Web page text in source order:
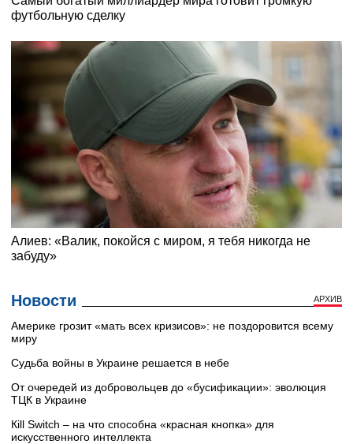
Новости АРХИВ
Америке грозит «мать всех кризисов»: не поздоровится всему
миру
Судьба войны в Украине решается в небе
От очередей из добровольцев до «бусификации»: эволюция
ТЦК в Украине
Кill Switch – на что способна «красная кнопка» для
искусственного интеллекта